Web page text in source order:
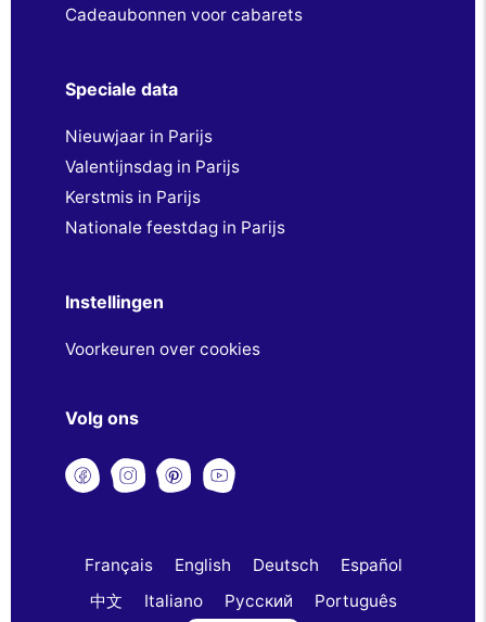
Cadeaubonnen voor cabarets
Speciale data
Nieuwjaar in Parijs
Valentijnsdag in Parijs
Kerstmis in Parijs
Nationale feestdag in Parijs
Instellingen
Voorkeuren over cookies
Volg ons
Français English Deutsch
Español
中文
Italiano Русский Português